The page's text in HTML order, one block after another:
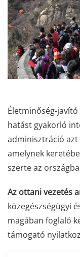
Életminőség-
hatást gyakorló
adminisztráció
amelynek
szerte az
Az ottani vezetés
közegészségügyi
magában foglaló
támogató